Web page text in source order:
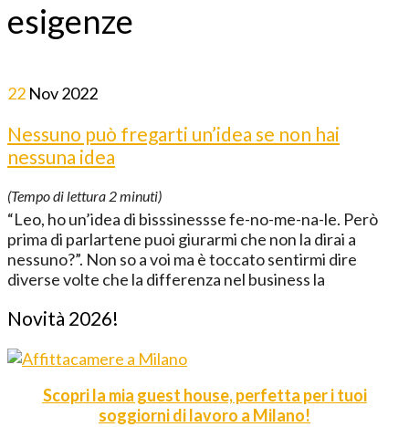
esigenze
22 Nov2022
Nessuno può fregarti un’idea se non hai
nessuna idea
(Tempo di lettura 2minuti)
“Leo, ho un’idea di bisssinessse fe-no-me-na-le. Però
prima di parlartene puoi giurarmi che non la dirai a
nessuno?”. Non so a voi ma è toccato sentirmi dire
diverse volte che la differenza nel business la
Novità 2026!
Scopri la mia guest house, perfetta per i tuoi
soggiorni di lavoro a Milano!